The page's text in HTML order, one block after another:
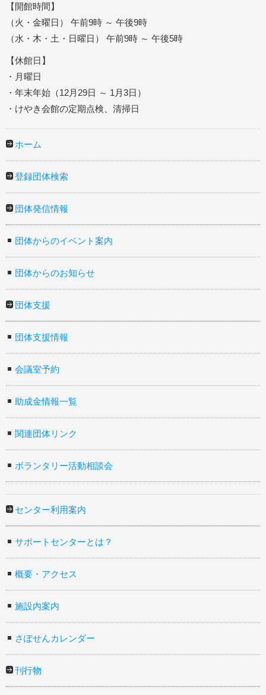
【開館時間】
（火・金曜日） 午前9時 ～ 午後9時
（水・木・土・日曜日） 午前9時 ～ 午後5時
【休館日】
・月曜日
・年末年始（12月29日 ～ 1月3日）
・けやき会館の定期点検、清掃日
ホーム
登録団体検索
団体発信情報
団体からのイベント案内
団体からのお知らせ
団体支援
団体支援情報
会議室予約
助成金情報一覧
関連団体リンク
ボランタリー活動相談会
センター利用案内
サポートセンターとは？
概要・アクセス
施設内案内
さぽせんカレンダー
刊行物